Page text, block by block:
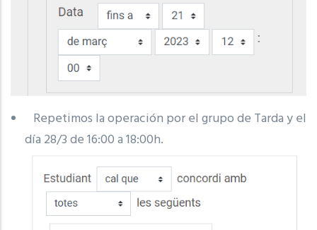
Repetimos la operación por el grupo de Tarda y el
día 28/3 de 16:00 a 18:00h.